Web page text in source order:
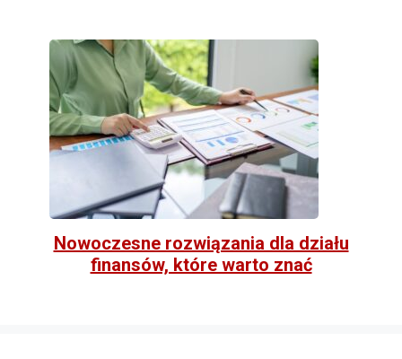
Nowoczesne rozwiązania dla działu
finansów, które warto znać